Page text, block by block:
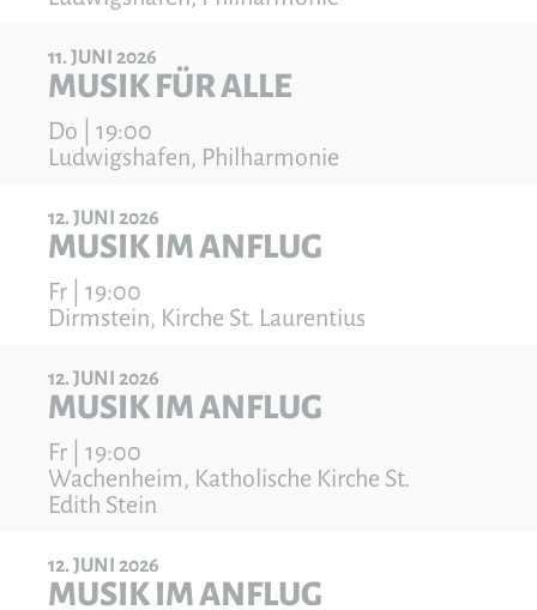
11 JUNI 2026
MUSIK FÜR ALLE
Do | 19:00
Ludwigshafen, Philharmonie
12 JUNI 2026
MUSIK IM ANFLUG
Fr | 19:00
Dirmstein, Kirche St. Laurentius
12 JUNI 2026
MUSIK IM ANFLUG
Fr | 19:00
Wachenheim, Katholische Kirche St.
Edith Stein
12 JUNI 2026
MUSIK IM ANFLUG